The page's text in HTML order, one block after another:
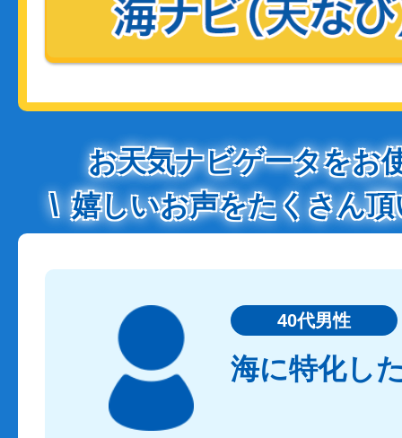
お天気ナビゲータをお
嬉しいお声をたくさん
40代男性
海に特化し